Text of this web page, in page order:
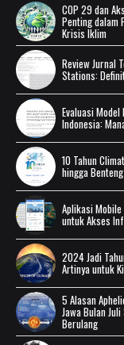
COP 29 dan
Penting dalam
Krisis Iklim
Review Jurnal
Stations:
Evaluasi
Indonesia:
10 Tahun
hingga
Aplikasi
untuk Akses
2024 Jadi
Artinya untuk
5 Alasan
Jawa Bulan
Berulang